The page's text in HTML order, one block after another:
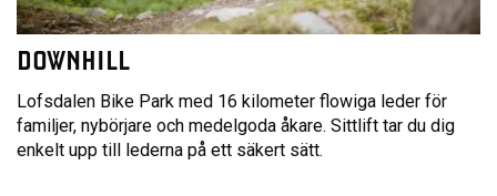
DOWNHILL
Lofsdalen Bike Park med 16 kilometer flowiga leder för
familjer, nybörjare och medelgoda åkare. Sittlift tar du dig
enkelt upp till lederna på ett säkert sätt.